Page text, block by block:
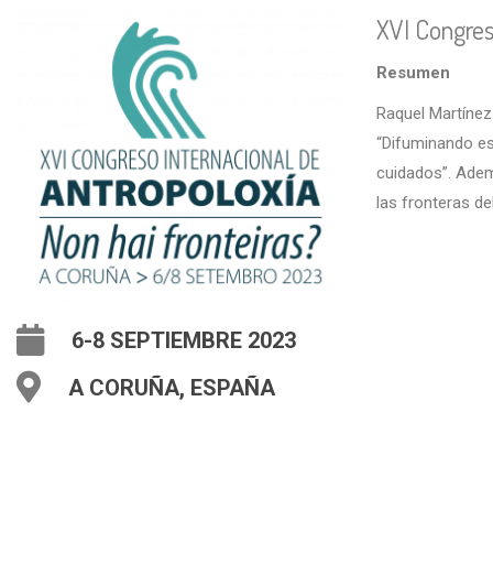
6-8 SEPTIEMBRE 2023
A CORUÑA, ESPAÑA
XVI
Resumen
Raquel
“Difuminando
cuidados”.
las fronteras